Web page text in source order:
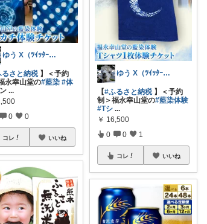
ゆう X（ﾂｲｯﾀｰ）@mihaneed
るさと納税】＜予約
永幸山堂の#藍染 #体
...
0 0
コレ いいね
ゆう X（ﾂｲｯﾀｰ）@mihaneed
【#ふるさと納税】＜予約
制＞福永幸山堂の#藍染体験
#Tシ ...
￥ 16,500
0 0 1
コレ いいね